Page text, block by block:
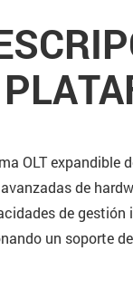
OLT expandible
de
de
un soporte